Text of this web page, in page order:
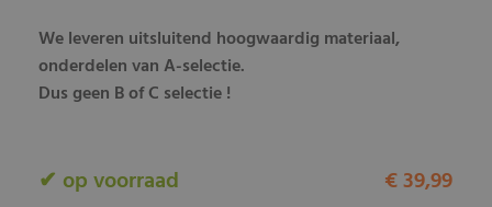
We leveren uitsluitend hoogwaardig materiaal,
onderdelen van A-selectie.
Dus geen B of C selectie !
✔ op voorraad € 39,99